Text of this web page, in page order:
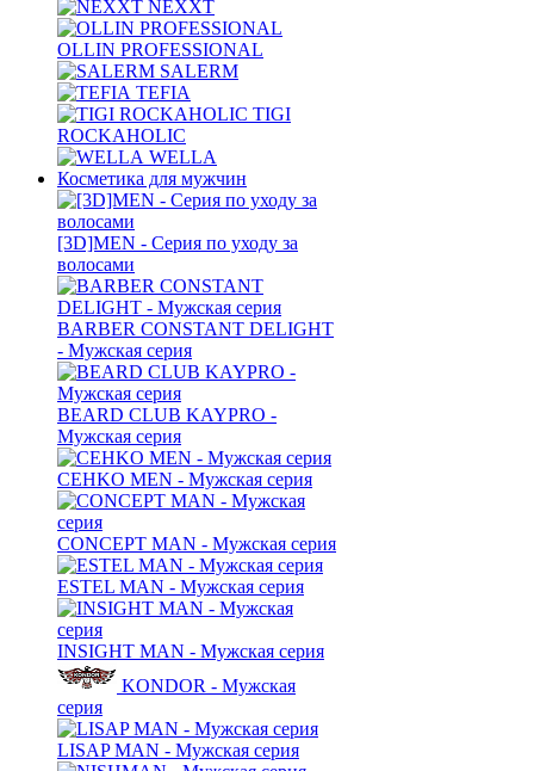
NEXXT
OLLIN PROFESSIONAL
SALERM
TEFIA
TIGI
ROCKAHOLIC
WELLA
Косметика для мужчин
[3D]MEN - Серия по уходу за
волосами
BARBER CONSTANT DELIGHT
- Мужская серия
BEARD CLUB KAYPRO -
Мужская серия
CEHKO MEN - Мужская серия
CONCEPT MAN - Мужская серия
ESTEL MAN - Мужская серия
INSIGHT MAN - Мужская серия
KONDOR - Мужская
серия
LISAP MAN - Мужская серия